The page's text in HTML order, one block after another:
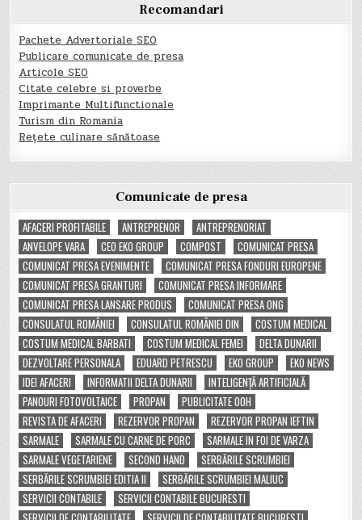
Recomandari
Pachete Advertoriale SEO
Publicare comunicate de presa
Articole SEO
Citate celebre si proverbe
Imprimante Multifunctionale
Turism din Romania
Rețete culinare sănătoase
Comunicate de presa
AFACERI PROFITABILE
ANTREPRENOR
ANTREPRENORIAT
ANVELOPE VARA
CEO EKO GROUP COMPOST
COMUNICAT PRESA
COMUNICAT PRESA EVENIMENTE
COMUNICAT PRESA FONDURI EUROPENE
COMUNICAT PRESA GRANTURI
COMUNICAT PRESA INFORMARE
COMUNICAT PRESA LANSARE PRODUS
COMUNICAT PRESA ONG
CONSULATUL ROMÂNIEI
CONSULATUL ROMÂNIEI DIN
COSTUM MEDICAL
COSTUM MEDICAL BARBATI
COSTUM MEDICAL FEMEI
DELTA DUNARII
DEZVOLTARE PERSONALA
EDUARD PETRESCU EKO GROUP
EKO NEWS
IDEI AFACERI
INFORMATII DELTA DUNARII
INTELIGENȚĂ ARTIFICIALĂ
PANOURI FOTOVOLTAICE
PROPAN
PUBLICITATE OOH
REVISTA DE AFACERI
REZERVOR PROPAN
REZERVOR PROPAN IEFTIN
SARMALE
SARMALE CU CARNE DE PORC
SARMALE IN FOI DE VARZA
SARMALE VEGETARIENE
SECOND HAND
SERBĂRILE SCRUMBIEI
SERBĂRILE SCRUMBIEI EDITIA II
SERBĂRILE SCRUMBIEI MALIUC
SERVICII CONTABILE
SERVICII CONTABILE BUCURESTI